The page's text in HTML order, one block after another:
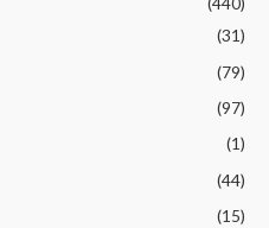
(31)
(79)
(97)
(1)
(44)
(15)